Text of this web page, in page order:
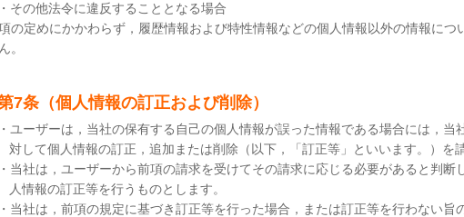
その他法令に違反することとなる場合
の定めにかかわらず，履歴情報および特性情報などの個人情報以外の情報につ
。
7条（個人情報の訂正および削除）
ユーザーは，当社の保有する自己の個人情報が誤った情報である場合には，当
対して個人情報の訂正，追加または削除（以下，「訂正等」といいます。）を
当社は，ユーザーから前項の請求を受けてその請求に応じる必要があると判断
人情報の訂正等を行うものとします。
当社は，前項の規定に基づき訂正等を行った場合，または訂正等を行わない旨